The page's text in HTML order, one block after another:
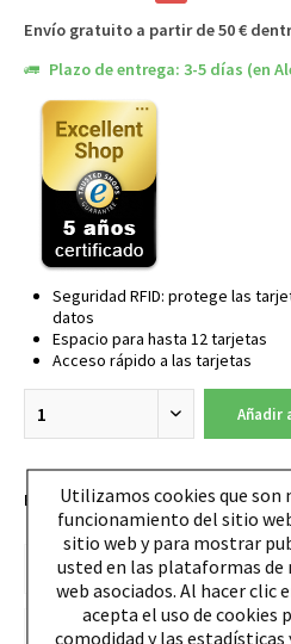
Envío gratuito a partir de 50 €
Plazo de entrega: 3-5 días (en
Seguridad RFID: protege las
datos
Espacio para hasta 12 tarjetas
Acceso rápido a las tarjetas
Añadir
EAN:
Utilizamos cookies que son
funcionamiento del sitio
sitio web y para mostrar
usted en las plataformas de
web asociados. Al hacer clic
acepta el uso de cookies
comodidad y las